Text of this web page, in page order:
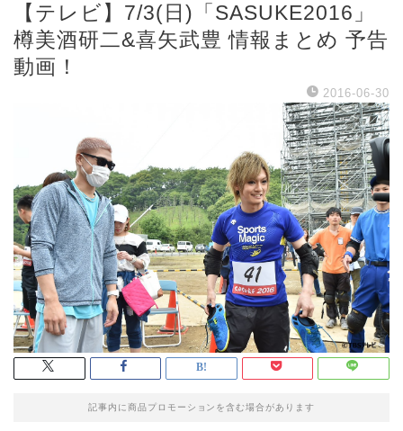
【テレビ】7/3(日)「SASUKE2016」
樽美酒研二&喜矢武豊 情報まとめ 予告
動画！
2016-06-30
記事内に商品プロモーションを含む場合があります